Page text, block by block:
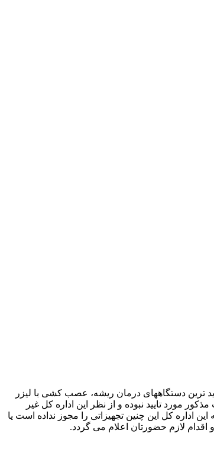
روز دنیا، جدید ترین دستگاههای درمان ریشه، عصب کشی با لیزر
مورد تایید نبوده و از نظر این اداره کل غیر
اداره کل این چنین تجهیزاتی را مجوز نداده است یا
لازم حضورتان اعلام می گردد.